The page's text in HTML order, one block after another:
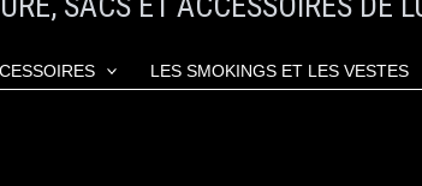
LES SMOKINGS ET LES VESTES